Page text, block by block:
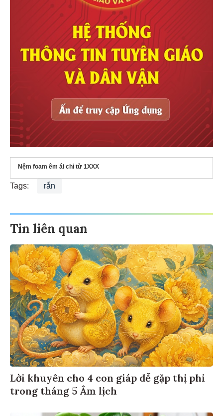
Nệm foam êm ái chỉ từ 1XXX
Tags: rắn
Tin liên quan
Lời khuyên cho 4 con giáp dễ gặp thị phi
trong tháng 5 Âm lịch